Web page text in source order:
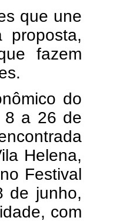
que une
proposta,
fazem
do
8 a 26 de
Helena,
Festival
de junho,
com